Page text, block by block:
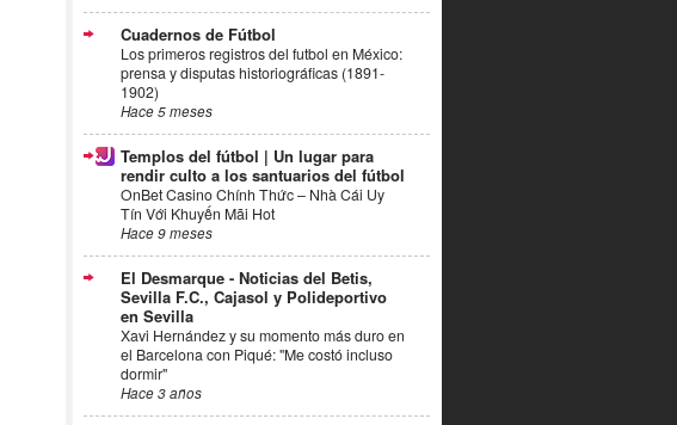
Cuadernos de Fútbol
Los primeros registros del futbol en México:
prensa y disputas historiográficas (1891-
1902)
Hace 5 meses
Templos del fútbol | Un lugar para
rendir culto a los santuarios del fútbol
OnBet Casino Chính Thức – Nhà Cái Uy
Tín Với Khuyến Mãi Hot
Hace 9 meses
El Desmarque - Noticias del Betis,
Sevilla F.C., Cajasol y Polideportivo
en Sevilla
Xavi Hernández y su momento más duro en
el Barcelona con Piqué: "Me costó incluso
dormir"
Hace 3 años